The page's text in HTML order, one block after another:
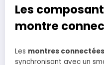
Les
montre
Les montres
synchronisant avec un